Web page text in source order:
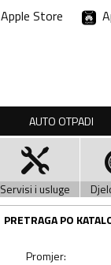
Apple Store
AUTO OTPADI
Servisi i usluge
PRETRAGA PO
Promjer: